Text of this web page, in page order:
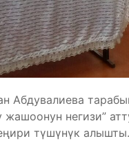
негизи”
түшүнүк